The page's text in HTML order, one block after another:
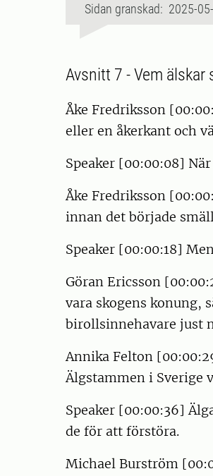
Sidan granskad: 2025-
Avsnitt 7 - Vem älskar
Åke Fredriksson
eller en åkerkant och
Speaker [00:00:08]
Åke Fredriksson
innan det började
Speaker [00:00:18]
Göran Ericsson
vara skogens konung,
birollsinnehavare just
Annika Felton
Älgstammen i Sverige
Speaker [00:00:36]
de för att förstöra.
Michael Burström